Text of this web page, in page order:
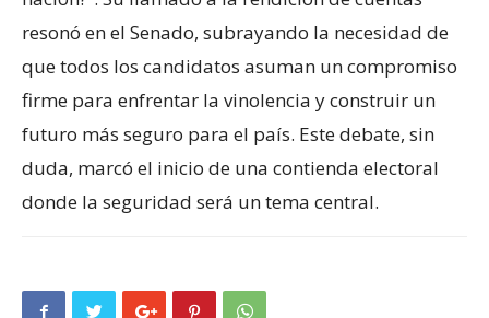
resonó en el Senado, subrayando la necesidad de
que todos los candidatos asuman un compromiso
firme para enfrentar la vinolencia y construir un
futuro más seguro para el país. Este debate, sin
duda, marcó el inicio de una contienda electoral
donde la seguridad será un tema central.